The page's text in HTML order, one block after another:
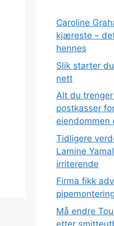
Caroline
kjæreste –
hennes
Slik starter
nett
Alt du
postkasser
eiendommen
Tidligere
Lamine
irriterende
Firma fikk
Må endre
etter